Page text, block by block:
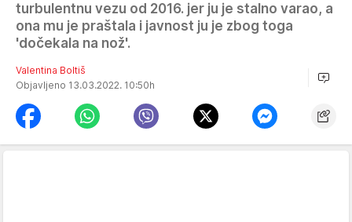
turbulentnu vezu od 2016. jer ju je stalno varao, a
ona mu je praštala i javnost ju je zbog toga
'dočekala na nož'.
Valentina Boltiš
Objavljeno 13.03.2022. 10:50h